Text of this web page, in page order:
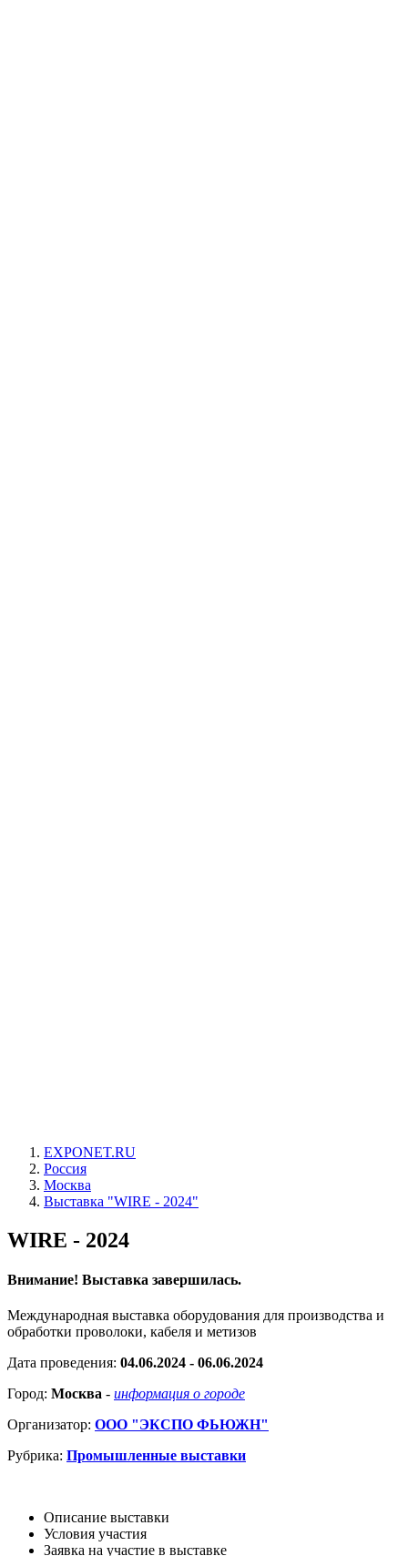
EXPONET.RU
Россия
Москва
Выставка "WIRE - 2024"
WIRE - 2024
Внимание! Выставка завершилась.
Международная выставка оборудования для производства и
обработки проволоки, кабеля и метизов
Дата проведения: 04.06.2024 - 06.06.2024
Город: Москва - информация о городе
Организатор: ООО "ЭКСПО ФЬЮЖН"
Рубрика: Промышленные выставки
Описание выставки
Условия участия
Заявка на участие в выставке